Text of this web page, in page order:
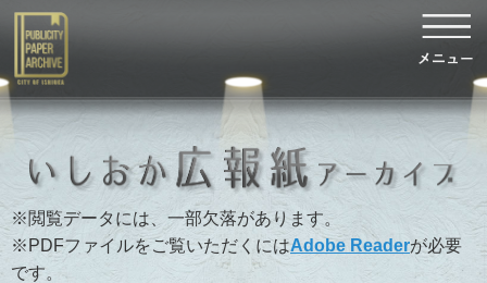
※閲覧データには、一部欠落があります。
※PDFファイルをご覧いただくにはAdobe Readerが必要
です。